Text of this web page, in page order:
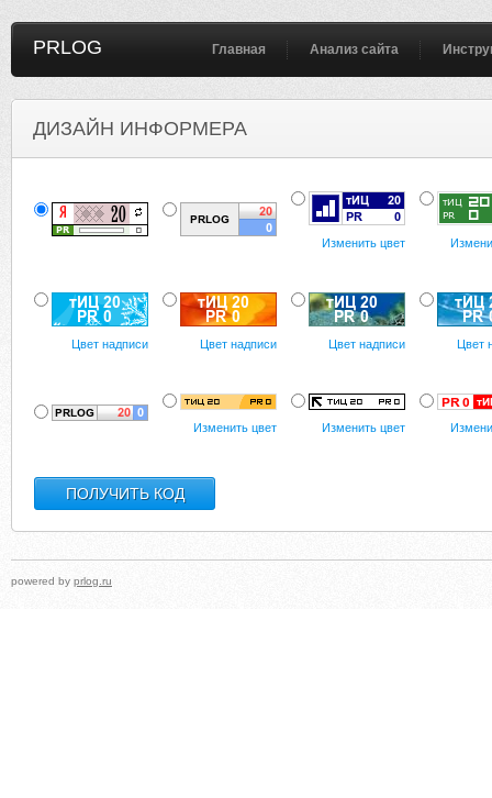
PRLOG Главная Анализ сайта
ДИЗАЙН ИНФОРМЕРА
Изменить цвет
Цвет надписи Цвет надписи Цвет надписи Цвет
Изменить цвет Изменить цвет
powered by prlog.ru